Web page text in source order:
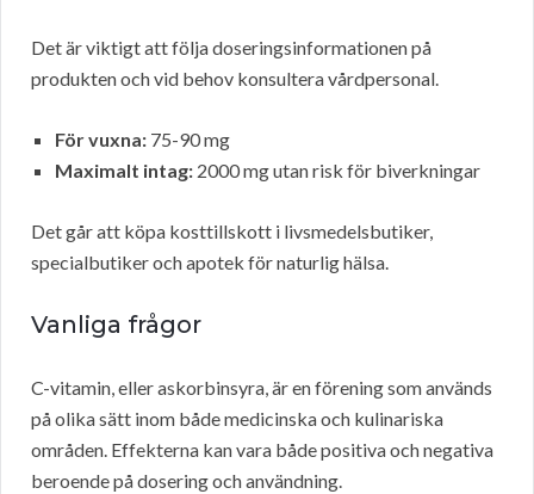
Det är viktigt att följa doseringsinformationen på
produkten och vid behov konsultera vårdpersonal.
För vuxna: 75-90 mg
Maximalt intag: 2000 mg utan risk för biverkningar
Det går att köpa kosttillskott i livsmedelsbutiker,
specialbutiker och apotek för naturlig hälsa.
Vanliga frågor
C-vitamin, eller askorbinsyra, är en förening som används
på olika sätt inom både medicinska och kulinariska
områden. Effekterna kan vara både positiva och negativa
beroende på dosering och användning.